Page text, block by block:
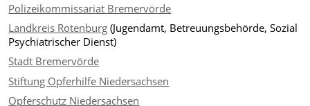
Polizeikommissariat Bremervörde
Landkreis Rotenburg (Jugendamt, Betreuungsbehörde, Sozial
Psychiatrischer Dienst)
Stadt Bremervörde
Stiftung Opferhilfe Niedersachsen
Opferschutz Niedersachsen